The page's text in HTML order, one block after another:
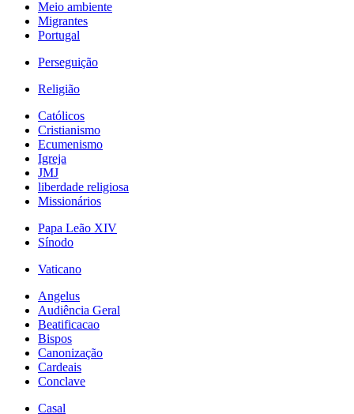
Meio ambiente
Migrantes
Portugal
Perseguição
Religião
Católicos
Cristianismo
Ecumenismo
Igreja
JMJ
liberdade religiosa
Missionários
Papa Leão XIV
Sínodo
Vaticano
Angelus
Audiência Geral
Beatificacao
Bispos
Canonização
Cardeais
Conclave
Casal